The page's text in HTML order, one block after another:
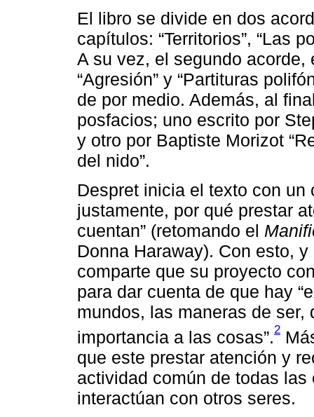
El libro se divide en dos
capítulos: “Territorios”, “Las
A su vez, el segundo acorde,
“Agresión” y “Partituras
de por medio. Además, al
posfacios; uno escrito por
y otro por Baptiste Morizot
del nido”.
Despret inicia el texto con
justamente, por qué prestar
cuentan” (retomando el
Donna Haraway). Con esto,
comparte que su proyecto
para dar cuenta de que hay
mundos, las maneras de ser,
importancia a las cosas”.2
que este prestar atención y
actividad común de todas
interactúan con otros seres.